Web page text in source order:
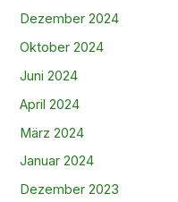
Dezember 2024
Oktober 2024
Juni 2024
April 2024
März 2024
Januar 2024
Dezember 2023